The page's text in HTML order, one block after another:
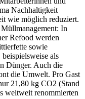
Nachhaltigkeit
wie möglich reduziert.
In
Refood werden
sowie
als
Dünger. Auch die
die Umwelt. Pro Gast
21,80 kg CO2 (Stand
weltweit renommierten